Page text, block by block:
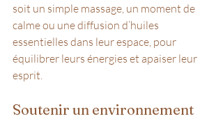
soit un simple massage, un moment de
calme ou une diffusion d’huiles
essentielles dans leur espace, pour
équilibrer leurs énergies et apaiser leur
esprit.
Soutenir un environnement